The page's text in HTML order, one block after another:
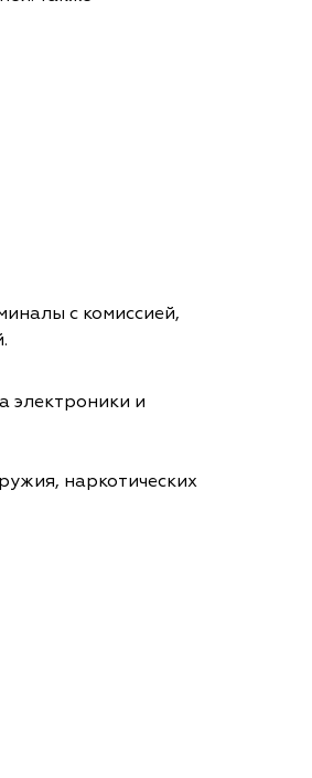
с комиссией,
электроники и
наркотических